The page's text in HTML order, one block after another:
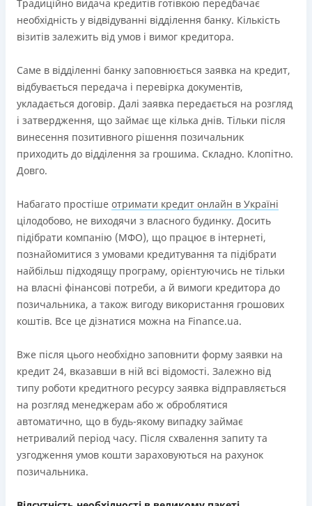
Вся інформація про кредит
ОТРИМАТИ ПОЗИКУ Детальніше
Традиційно видача кредитів готівкою передбачає
необхідність у відвідуванні відділення банку. Кількість
візитів залежить від умов і вимог кредитора.
Саме в відділенні банку заповнюється заявка на кредит,
відбувається передача і перевірка документів,
укладається договір. Далі заявка передається на розгляд
і затвердження, що займає ще кілька днів. Тільки після
винесення позитивного рішення позичальник
приходить до відділення за грошима. Складно. Клопітно.
Довго.
Набагато простіше отримати кредит онлайн в Україні
цілодобово, не виходячи з власного будинку. Досить
підібрати компанію (МФО), що працює в інтернеті,
познайомитися з умовами кредитування та підібрати
найбільш підходящу програму, орієнтуючись не тільки
на власні фінансові потреби, а й вимоги кредитора до
позичальника, а також вигоду використання грошових
коштів. Все це дізнатися можна на Finance.ua.
Вже після цього необхідно заповнити форму заявки на
кредит 24, вказавши в ній всі відомості. Залежно від
типу роботи кредитного ресурсу заявка відправляється
на розгляд менеджерам або ж оброблятися
автоматично, що в будь-якому випадку займає
нетривалий період часу. Після схвалення запиту та
узгодження умов кошти зараховуються на рахунок
позичальника.